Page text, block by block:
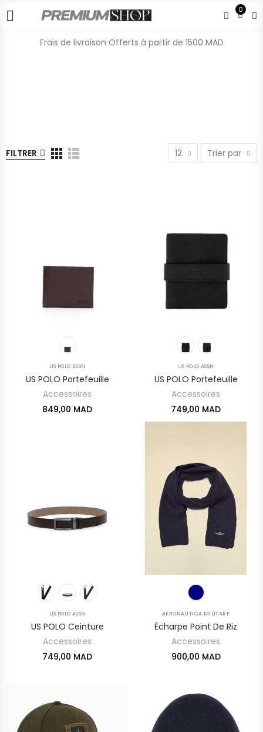
0
Frais de livraison Offerts à partir de 1500 MAD
FILTRER 12 Trier par
US POLO ASSN
US POLO Portefeuille
Accessoires
849,00 MAD
US POLO ASSN
US POLO Portefeuille
Accessoires
749,00 MAD
US POLO ASSN
US POLO Ceinture
Accessoires
749,00 MAD
AERONAUTICA MILITARE
Écharpe Point De Riz
Accessoires
900,00 MAD